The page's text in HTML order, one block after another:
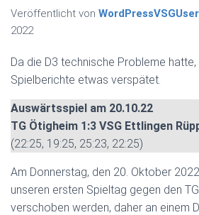
Veröffentlicht von WordPressVSGUser
2022
Da die D3 technische Probleme
Spielberichte etwas verspätet.
Auswärtsspiel am 20.10.22
TG Ötigheim 1:3 VSG Ettlingen
(22:25, 19:25, 25:23, 22:25)
Am Donnerstag, den 20. Oktober
unseren ersten Spieltag gegen den
verschoben werden, daher an einem